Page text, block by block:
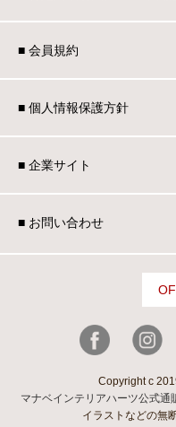
■ 会員規約
■ 個人情報保護方針
■ 企業サイト
■ お問い合わせ
Copyright c
マナベインテリアハーツ公式通
イラストなどの無